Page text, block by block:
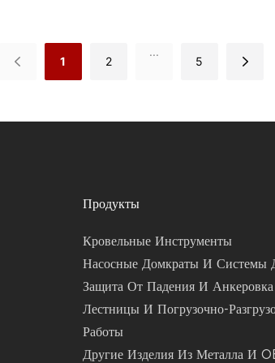
снижая
устойчиво
1 2
...
5
Продукты
Кровельные Инструменты
Насосные Домкраты И Системы
Защита От Падения И Анкеровка
Лестницы И Погрузочно-
Работы
Другие Изделия Из Металла И